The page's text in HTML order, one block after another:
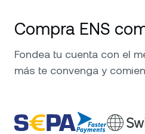
Compra ENS
Fondea tu cuenta con el
más te convenga y